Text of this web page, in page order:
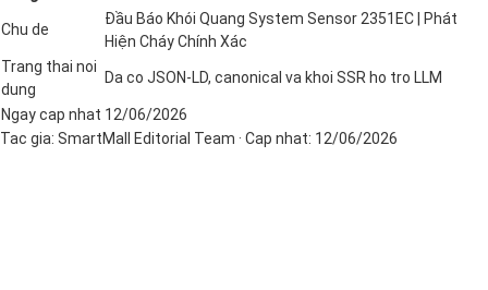
Chu de
Đầu Báo Khói Quang System Sensor 2351EC | Phát
Hiện Cháy Chính Xác
Trang thai noi
dung
Da co JSON-LD, canonical va khoi SSR ho tro LLM
Ngay cap nhat 12/06/2026
Tac gia: SmartMall Editorial Team · Cap nhat: 12/06/2026